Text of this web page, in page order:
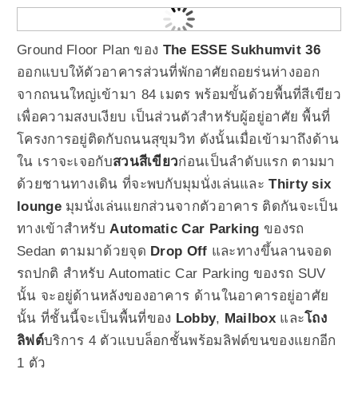
Ground Floor Plan ของ The ESSE Sukhumvit 36
ออกแบบให้ตัวอาคารส่วนที่พักอาศัยถอยร่นห่างออก
จากถนนใหญ่เข้ามา 84 เมตร พร้อมขั้นด้วยพื้นที่สีเขียว
เพื่อความสงบเงียบ เป็นส่วนตัวสำหรับผู้อยู่อาศัย พื้นที่
โครงการอยู่ติดกับถนนสุขุมวิท ดังนั้นเมื่อเข้ามาถึงด้าน
ใน เราจะเจอกับสวนสีเขียวก่อนเป็นลำดับแรก ตามมา
ด้วยชานทางเดิน ที่จะพบกับมุมนั่งเล่นและThirty six
loungeมุมนั่งเล่นแยกส่วนจากตัวอาคาร ติดกันจะเป็น
ทางเข้าสำหรับ Automatic Car Parking ของรถ
Sedan ตามมาด้วยจุด Drop Off และทางขึ้นลานจอด
รถปกติ สำหรับ Automatic Car Parking ของรถ SUV
นั้น จะอยู่ด้านหลังของอาคาร ด้านในอาคารอยู่อาศัย
นั้น ที่ชั้นนี้จะเป็นพื้นที่ของ Lobby, Mailboxและโถง
ลิฟต์บริการ 4 ตัวแบบล็อกชั้นพร้อมลิฟต์ขนของแยกอีก
1 ตัว